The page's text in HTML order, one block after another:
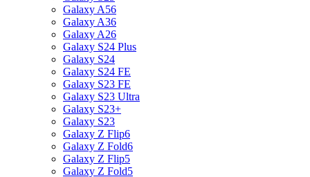
Galaxy A56
Galaxy A36
Galaxy A26
Galaxy S24 Plus
Galaxy S24
Galaxy S24 FE
Galaxy S23 FE
Galaxy S23 Ultra
Galaxy S23+
Galaxy S23
Galaxy Z Flip6
Galaxy Z Fold6
Galaxy Z Flip5
Galaxy Z Fold5